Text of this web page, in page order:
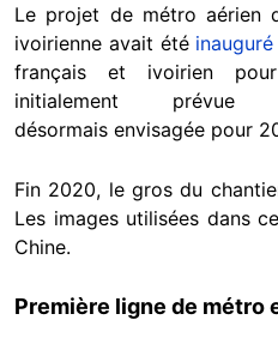
Le projet de métro aérien
ivoirienne avait été
français et ivoirien
initialement
désormais envisagée pour
Fin 2020, le gros du
Les images utilisées dans
Chine.
Première ligne de métro